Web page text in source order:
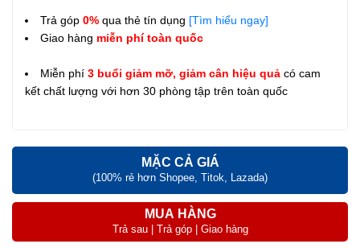
Trả góp 0% qua thẻ tín dụng [Tìm hiểu ngay]
Giao hàng miễn phí toàn quốc
Miễn phí 3 buổi giảm mỡ, giảm cân hiệu quả có cam
kết chất lượng với hơn 30 phòng tập trên toàn quốc
MẶC CẢ GIÁ
(100% rẻ hơn Shopee, Titok, Lazada)
MUA HÀNG
Trả sau | Trả góp | Giao hàng